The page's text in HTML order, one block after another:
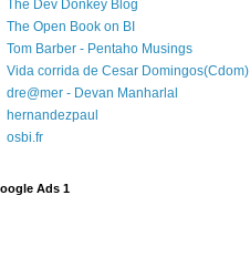
The Dev Donkey Blog
The Open Book on BI
Tom Barber - Pentaho Musings
Vida corrida de Cesar Domingos(Cdom)
dre@mer - Devan Manharlal
hernandezpaul
osbi.fr
Ads 1